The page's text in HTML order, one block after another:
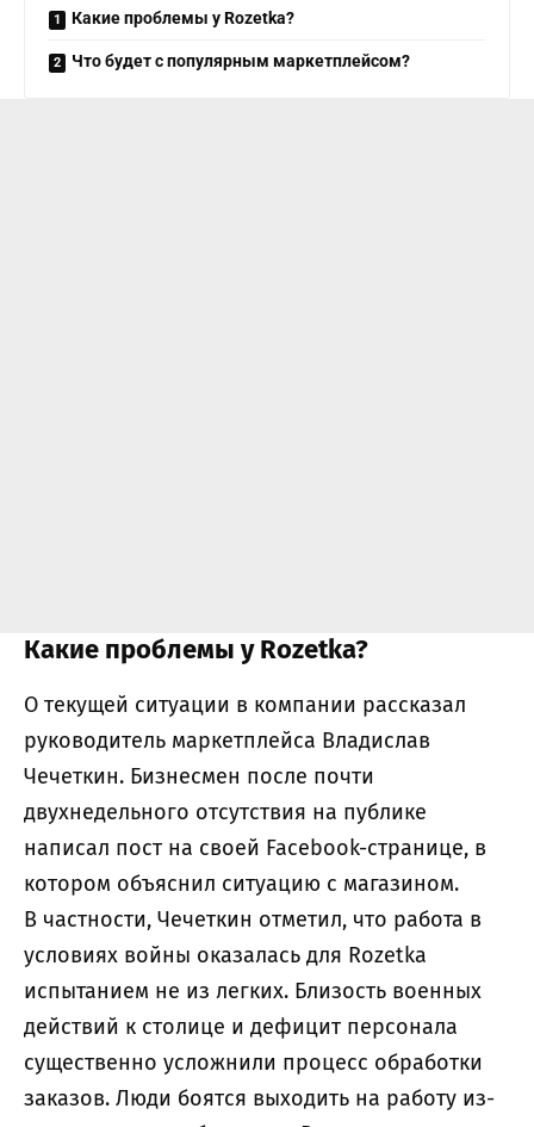
Какие проблемы у Rozetka?
Что будет с популярным маркетплейсом?
Какие проблемы у Rozetka?
О текущей ситуации в компании рассказал
руководитель маркетплейса Владислав
Чечеткин. Бизнесмен после почти
двухнедельного отсутствия на публике
написал пост на своей Facebook-странице, в
котором объяснил ситуацию с магазином.
В частности, Чечеткин отметил, что работа в
условиях войны оказалась для Rozetka
испытанием не из легких. Близость военных
действий к столице и дефицит персонала
существенно усложнили процесс обработки
заказов. Люди боятся выходить на работу из-